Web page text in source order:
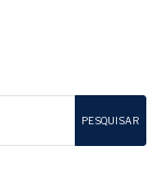
PESQUISAR